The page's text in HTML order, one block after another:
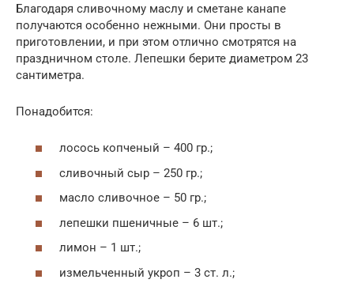
Благодаря сливочному маслу и сметане канапе
получаются особенно нежными. Они просты в
приготовлении, и при этом отлично смотрятся на
праздничном столе. Лепешки берите диаметром 23
сантиметра.
Понадобится:
лосось копченый – 400 гр.;
сливочный сыр – 250 гр.;
масло сливочное – 50 гр.;
лепешки пшеничные – 6 шт.;
лимон – 1 шт.;
измельченный укроп – 3 ст. л.;